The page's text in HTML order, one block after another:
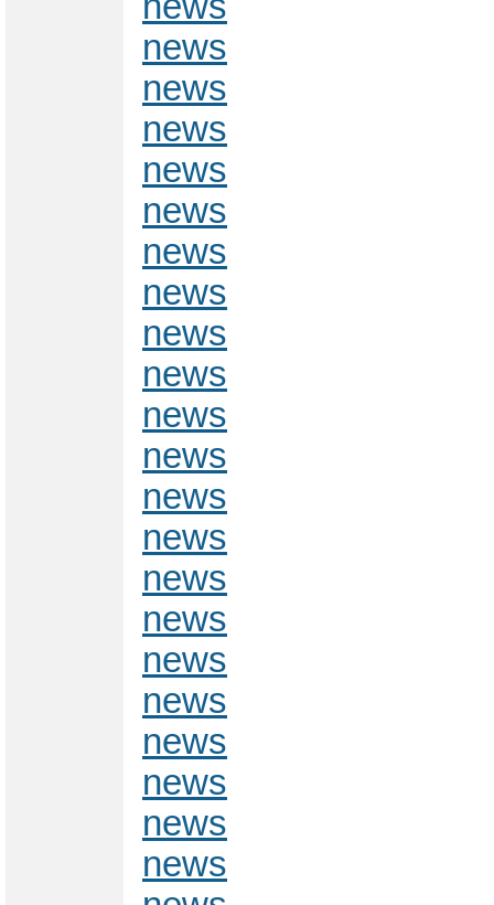
news
news
news
news
news
news
news
news
news
news
news
news
news
news
news
news
news
news
news
news
news